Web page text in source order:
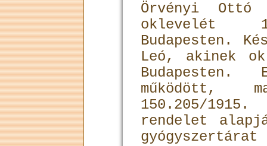
Örvényi Ottó
oklevelét
Budapesten.
Leó, akinek
Bu­dapesten.
működött,
150.205/
rendelet